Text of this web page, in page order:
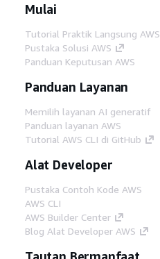
Mulai
Tutorial Praktik Langsung AWS
Pustaka Solusi AWS
Panduan Keputusan AWS
Panduan Layanan
Memilih layanan AI generatif
Panduan layanan AWS
Tutorial AWS CLI di GitHub
Alat Developer
Pustaka Contoh Kode AWS
AWS CLI
AWS Builder Center
Blog Alat Developer AWS
Tautan Bermanfaat